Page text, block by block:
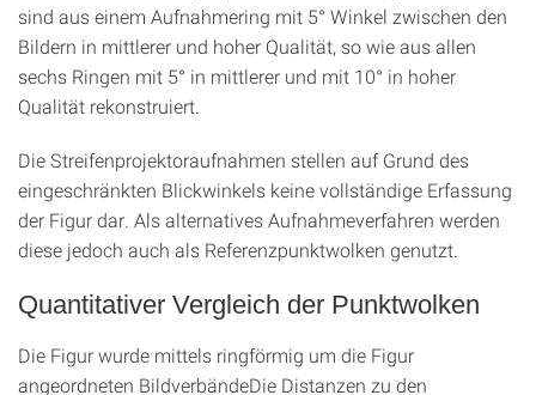
sind aus einem Aufnahmering mit 5° Winkel zwischen den
Bildern in mittlerer und hoher Qualität, so wie aus allen
sechs Ringen mit 5° in mittlerer und mit 10° in hoher
Qualität rekonstruiert.
Die Streifenprojektoraufnahmen stellen auf Grund des
eingeschränkten Blickwinkels keine vollständige Erfassung
der Figur dar. Als alternatives Aufnahmeverfahren werden
diese jedoch auch als Referenzpunktwolken genutzt.
Quantitativer Vergleich der Punktwolken
Die Figur wurde mittels ringförmig um die Figur
angeordneten BildverbändeDie Distanzen zu den